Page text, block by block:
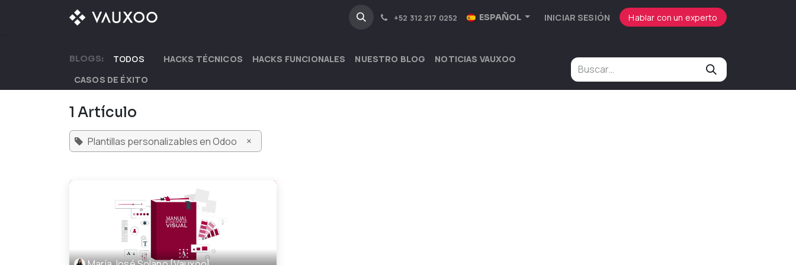
INDUSTRIAS +52 312 217 0252 ESPAÑOL INICIAR SESIÓN Hablar con un experto
BLOGS: TODOS HACKS TÉCNICOS HACKS FUNCIONALES NUESTRO BLOG
NOTICIAS VAUXOO
CASOS DE ÉXITO
1 Artículo
Plantillas personalizables en Odoo ×